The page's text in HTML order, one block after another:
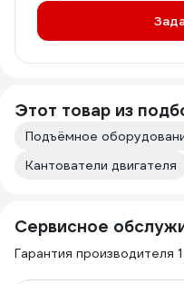
Этот товар из
Подъёмное
Кантователи двигателя
Сервисное
Гарантия производителя